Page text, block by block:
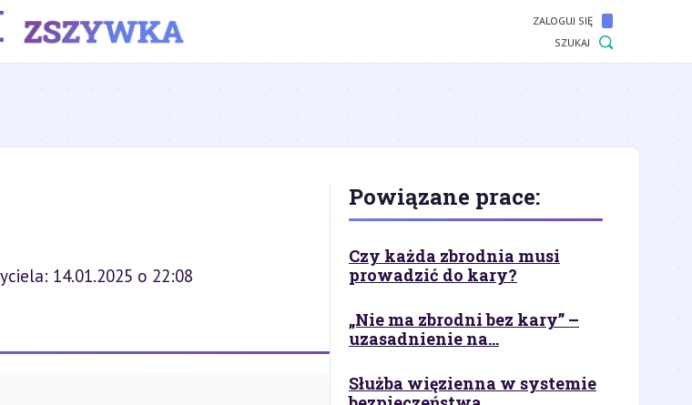
ZALOGUJ SIĘ
SZUKAJ
14.01.2025 o 22:08
Powiązane prace:
Czy każda zbrodnia musi
prowadzić do kary?
„Nie ma zbrodni bez kary” –
uzasadnienie na...
Służba więzienna w systemie